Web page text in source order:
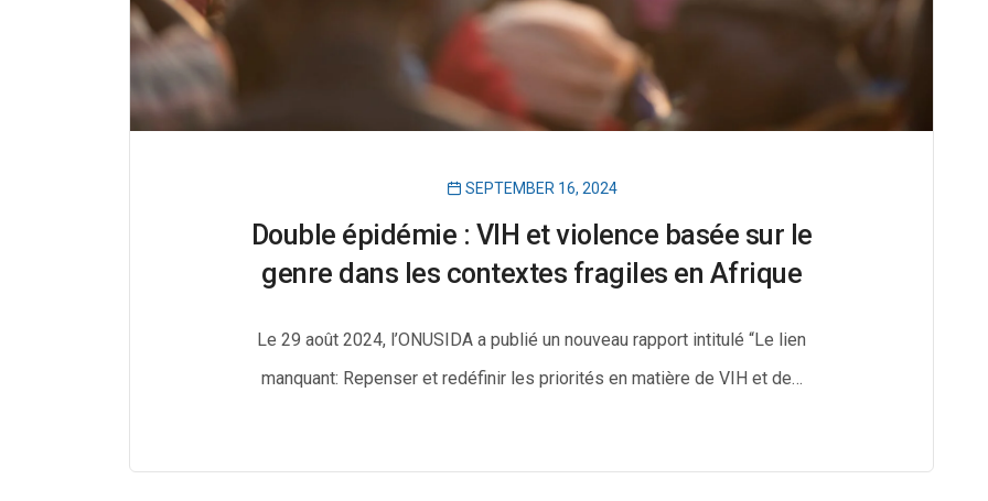
SEPTEMBER 16, 2024
Double épidémie : VIH et violence basée sur le
genre dans les contextes fragiles en Afrique
Le 29 août 2024, l’ONUSIDA a publié un nouveau rapport intitulé “Le lien
manquant: Repenser et redéfinir les priorités en matière de VIH et de…